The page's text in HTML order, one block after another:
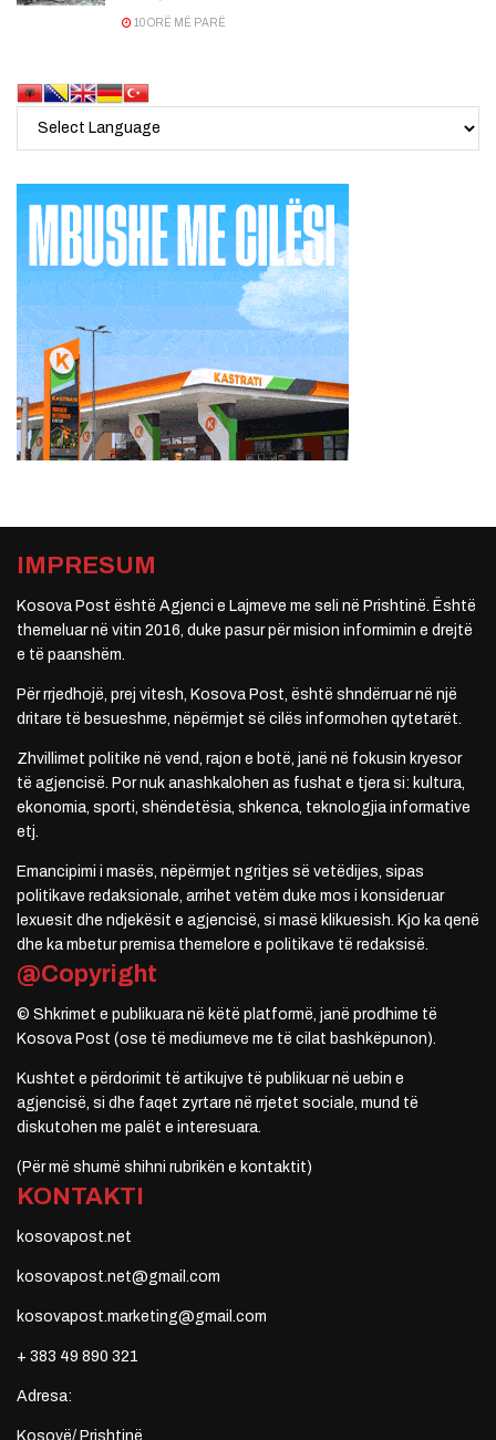
10 ORË MË PARË
IMPRESUM
Kosova Post është Agjenci e Lajmeve me seli në Prishtinë. Është
themeluar në vitin 2016, duke pasur për mision informimin e drejtë
e të paanshëm.
Për rrjedhojë, prej vitesh, Kosova Post, është shndërruar në një
dritare të besueshme, nëpërmjet së cilës informohen qytetarët.
Zhvillimet politike në vend, rajon e botë, janë në fokusin kryesor
të agjencisë. Por nuk anashkalohen as fushat e tjera si: kultura,
ekonomia, sporti, shëndetësia, shkenca, teknologjia informative
etj.
Emancipimi i masës, nëpërmjet ngritjes së vetëdijes, sipas
politikave redaksionale, arrihet vetëm duke mos i konsideruar
lexuesit dhe ndjekësit e agjencisë, si masë klikuesish. Kjo ka qenë
dhe ka mbetur premisa themelore e politikave të redaksisë.
@Copyright
© Shkrimet e publikuara në këtë platformë, janë prodhime të
Kosova Post (ose të mediumeve me të cilat bashkëpunon).
Kushtet e përdorimit të artikujve të publikuar në uebin e
agjencisë, si dhe faqet zyrtare në rrjetet sociale, mund të
diskutohen me palët e interesuara.
(Për më shumë shihni rubrikën e kontaktit)
KONTAKTI
kosovapost.net
kosovapost.net@gmail.com
kosovapost.marketing@gmail.com
+ 383 49 890 321
Adresa:
Kosovë/ Prishtinë